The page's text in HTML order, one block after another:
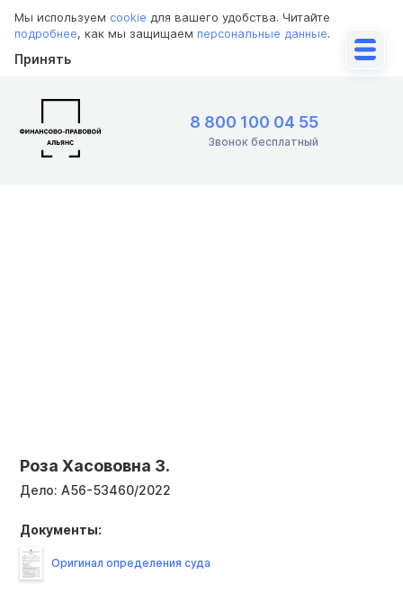
Мы используем cookie для вашего удобства. Читайте
подробнее, как мы защищаем персональные данные.
Принять
8 800 100 04 55
Звонок бесплатный
Роза Хасововна З.
Дело: А56-53460/2022
Документы:
Оригинал определения суда